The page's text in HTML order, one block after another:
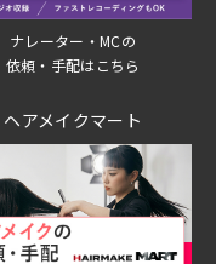
ナレーター・MCの
依頼・手配はこちら
ヘアメイクマート